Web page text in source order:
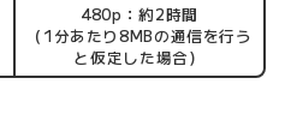
480p：約2時間
（1分あたり8MBの通信を行う
と仮定した場合）